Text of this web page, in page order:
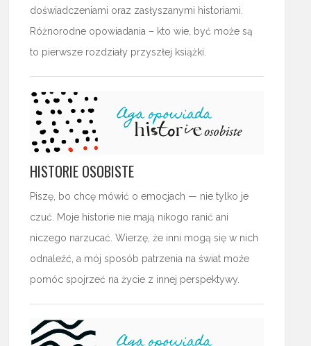
doświadczeniami oraz zasłyszanymi historiami.
Różnorodne opowiadania – kto wie, być może są
to pierwsze rozdziały przyszłej książki.
HISTORIE OSOBISTE
Piszę, bo chcę mówić o emocjach — nie tylko je
czuć. Moje historie nie mają nikogo ranić ani
niczego narzucać. Wierzę, że inni mogą się w nich
odnaleźć, a mój sposób patrzenia na świat może
pomóc spojrzeć na życie z innej perspektywy.